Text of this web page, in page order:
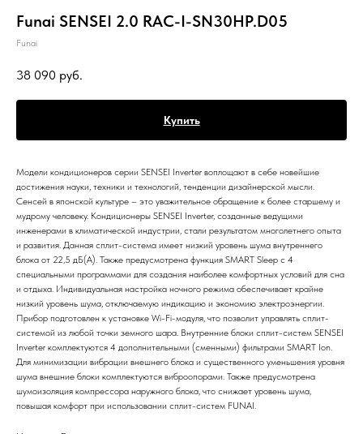
Funai SENSEI 2.0 RAC-I-SN30HP.D05
Funai
38 090 руб.
Купить
Модели кондиционеров серии SENSEI Inverter воплощают в себе новейшие
достижения науки, техники и технологий, тенденции дизайнерской мысли.
Сенсей в японской культуре – это уважительное обращение к более старшему и
мудрому человеку. Кондиционеры SENSEI Inverter, созданные ведущими
инженерами в климатической индустрии, стали результатом многолетнего опыта
и развития. Данная сплит-система имеет низкий уровень шума внутреннего
блока от 22,5 дБ(А). Также предусмотрена функция SMART Sleep с 4
специальными программами для создания наиболее комфортных условий для сна
и отдыха. Индивидуальная настройка ночного режима обеспечивает крайне
низкий уровень шума, отключаемую индикацию и экономию электроэнергии.
Прибор подготовлен к установке Wi-Fi-модуля, что позволит управлять сплит-
системой из любой точки земного шара. Внутренние блоки сплит-систем SENSEI
Inverter комплектуются 4 дополнительными (сменными) фильтрами SMART Ion.
Для минимизации вибрации внешнего блока и существенного уменьшения уровня
шума внешние блоки комплектуются виброопорами. Также предусмотрена
шумоизоляция компрессора наружного блока, что снижает уровень шума,
повышая комфорт при использовании сплит-систем FUNAI.